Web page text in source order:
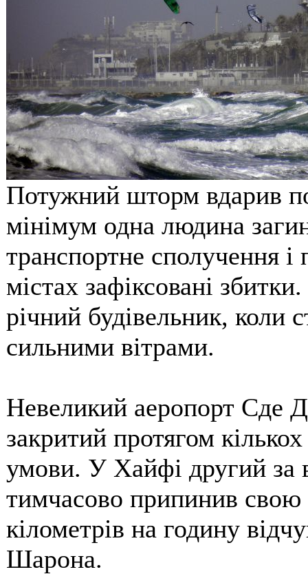
Потужний шторм вдарив
мінімум одна людина
транспортне сполучення і
містах зафіксовані
річний будівельник, коли
сильними вітрами.
Невеликий аеропорт Сде
закритий протягом
умови. У Хайфі другий за
тимчасово припинив свою
кілометрів на годину
Шарона.